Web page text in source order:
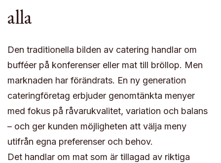
alla
Den traditionella bilden av catering handlar om
bufféer på konferenser eller mat till bröllop. Men
marknaden har förändrats. En ny generation
cateringföretag erbjuder genomtänkta menyer
med fokus på råvarukvalitet, variation och balans
– och ger kunden möjligheten att välja meny
utifrån egna preferenser och behov.
Det handlar om mat som är tillagad av riktiga